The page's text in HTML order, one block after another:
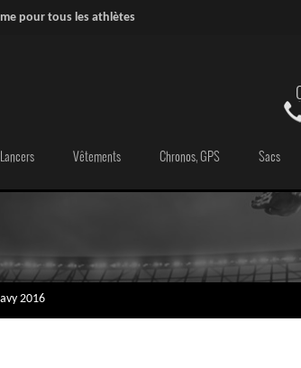
pour tous les athlètes
Lancers Vêtements Chronos, GPS Sacs
2016